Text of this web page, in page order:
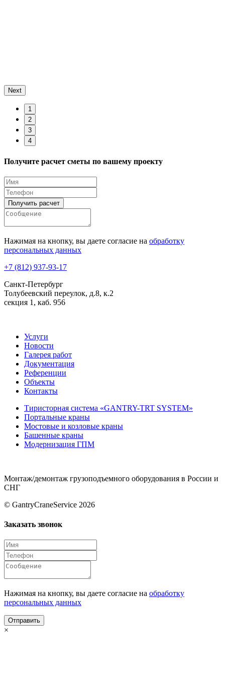
Next
1
2
3
4
Получите расчет сметы по вашему проекту
Нажимая на кнопку, вы даете согласие на обработку
персональных данных
+7 (812) 937-93-17
Санкт-Петербург
Толубеевский переулок, д.8, к.2
секция 1, каб. 956
Услуги
Новости
Галерея работ
Документация
Референции
Объекты
Контакты
Тиристорная система «GANTRY-TRT SYSTEM»
Портальные краны
Мостовые и козловые краны
Башенные краны
Модернизация ГПМ
Монтаж/демонтаж грузоподъемного оборудования в России и
СНГ
© GantryCraneService 2026
Заказать звонок
Нажимая на кнопку, вы даете согласие на обработку
персональных данных
×